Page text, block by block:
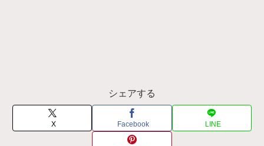
シェアする
X Facebook LINE